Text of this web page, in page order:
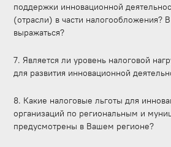
поддержки инновационной
(отрасли) в части налогообложения?
выражаться?
7. Является ли уровень налоговой
для развития инновационной
8. Какие налоговые льготы для
организаций по региональным и
предусмотрены в Вашем регионе?